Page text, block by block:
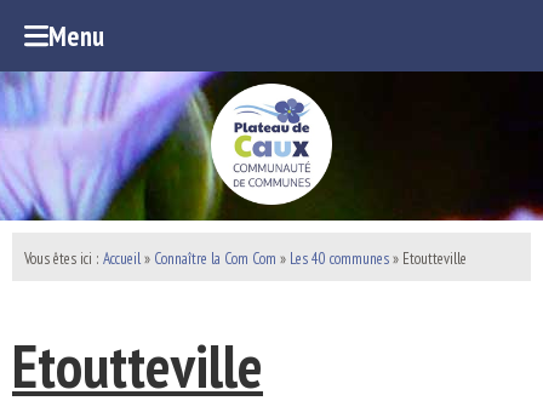
Menu
Vous êtes ici : Accueil» Connaître la Com Com » Les 40 communes» Etoutteville
Etoutteville